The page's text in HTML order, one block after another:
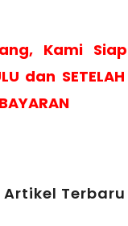
Kami Siap
dan
Artikel Terbaru